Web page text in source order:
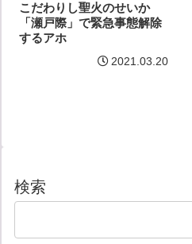
こだわりし聖火のせいか
「瀬戸際」で緊急事態解除
するアホ
2021.03.20
検索